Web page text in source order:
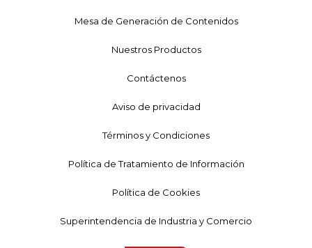
Mesa de Generación de Contenidos
Nuestros Productos
Contáctenos
Aviso de privacidad
Términos y Condiciones
Política de Tratamiento de Información
Política de Cookies
Superintendencia de Industria y Comercio